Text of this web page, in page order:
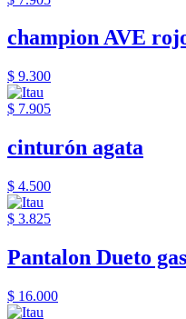
champion AVE
$ 9.300
$ 7.905
cinturón agata
$ 4.500
$ 3.825
Pantalon Dueto
$ 16.000